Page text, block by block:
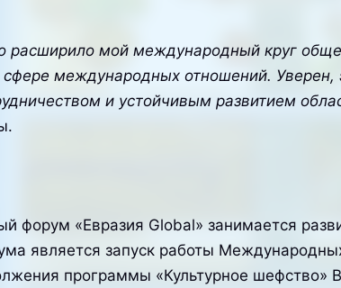
расширило мой международный круг
международных отношений. Уверен,
и устойчивым развитием
«Евразия Global» занимается
является запуск работы
программы «Культурное